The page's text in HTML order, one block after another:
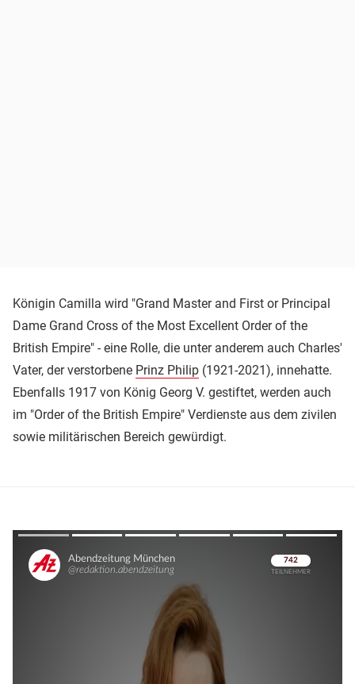
Königin Camilla wird "Grand Master and First or Principal
Dame Grand Cross of the Most Excellent Order of the
British Empire" - eine Rolle, die unter anderem auch Charles'
Vater, der verstorbene Prinz Philip (1921-2021), innehatte.
Ebenfalls 1917 von König Georg V. gestiftet, werden auch
im "Order of the British Empire" Verdienste aus dem zivilen
sowie militärischen Bereich gewürdigt.
Überspringen